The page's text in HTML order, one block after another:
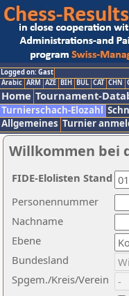
Logged on: Gast
Arabic ARM AZE BIH BUL CAT CHN
Home Tournament-
Turnierschach-Elozahl
Allgemeines Turnier
Willkommen bei
Nachname
Ebene
Personennummer
Bundesland
Spgem./Kreis/Verein
FIDE-Elolisten Stand